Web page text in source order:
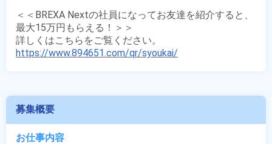
＜＜BREXA Nextの社員になってお友達を紹介すると、
最大15万円もらえる！＞＞
https://www.894651.com/qr/syoukai/
募集概要
お仕事内容